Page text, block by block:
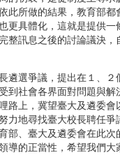
此所做的結果，教育部
更具體化，這就是提供一
整訊息之後的討論議決
遴選爭議，提出在１、
到社會各界面對問題與
路上，冀望臺大及遴委
力地尋找臺大校長聘任
部、臺大及遴委會在此
導的正當性，希望我們